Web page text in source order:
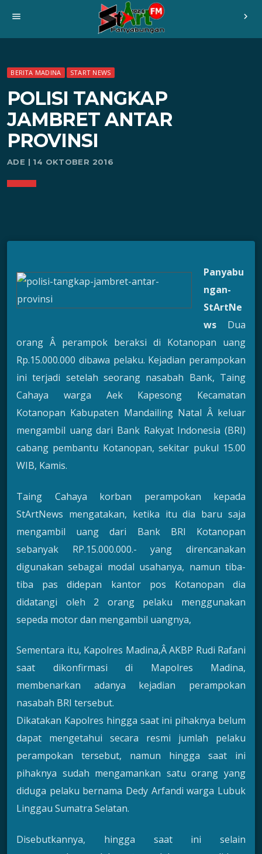
menu chevron_right
BERITA MADINA START NEWS
POLISI TANGKAP
JAMBRET ANTAR
PROVINSI
ADE | 14 OKTOBER 2016
Panyabu
ngan-
StArtNe
ws Dua
orang Â perampok beraksi di Kotanopan uang
Rp.15.000.000 dibawa pelaku. Kejadian perampokan
ini terjadi setelah seorang nasabah Bank, Taing
Cahaya warga Aek Kapesong Kecamatan
Kotanopan Kabupaten Mandailing Natal Â keluar
mengambil uang dari Bank Rakyat Indonesia (BRI)
cabang pembantu Kotanopan, sekitar pukul 15.00
WIB, Kamis.
Taing Cahaya korban perampokan kepada
StArtNews mengatakan, ketika itu dia baru saja
mengambil uang dari Bank BRI Kotanopan
sebanyak RP.15.000.000.- yang direncanakan
digunakan sebagai modal usahanya, namun tiba-
tiba pas didepan kantor pos Kotanopan dia
didatangi oleh 2 orang pelaku menggunakan
sepeda motor dan mengambil uangnya,
Sementara itu, Kapolres Madina,Â AKBP Rudi Rafani
saat dikonfirmasi di Mapolres Madina,
membenarkan adanya kejadian perampokan
nasabah BRI tersebut.
Dikatakan Kapolres hingga saat ini pihaknya belum
dapat mengetahui secara resmi jumlah pelaku
perampokan tersebut, namun hingga saat ini
pihaknya sudah mengamankan satu orang yang
diduga pelaku bernama Dedy Arfandi warga Lubuk
Linggau Sumatra Selatan.
Disebutkannya, hingga saat ini selain